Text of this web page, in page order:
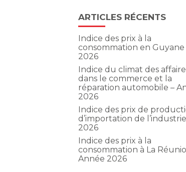
ARTICLES RÉCENTS
Indice des prix à la
consommation en Guyane
2026
Indice du climat des
dans le commerce et la
réparation automobile –
2026
Indice des prix de
d’importation de
2026
Indice des prix à la
consommation à La
Année 2026